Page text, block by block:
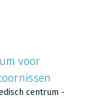
voor
centrum -